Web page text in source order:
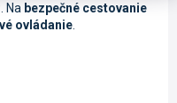
. Na bezpečné cestovanie
ovládanie